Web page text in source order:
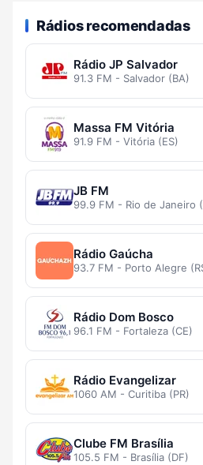
Rádios recomendadas
Rádio JP Salvador
91.3 FM - Salvador (BA)
Massa FM Vitória
91.9 FM - Vitória (ES)
JB FM
99.9 FM - Rio de Janeiro
Rádio Gaúcha
93.7 FM - Porto Alegre
Rádio Dom Bosco
96.1 FM - Fortaleza (CE)
Rádio Evangelizar
1060 AM - Curitiba (PR)
Clube FM Brasília
105.5 FM - Brasília (DF)